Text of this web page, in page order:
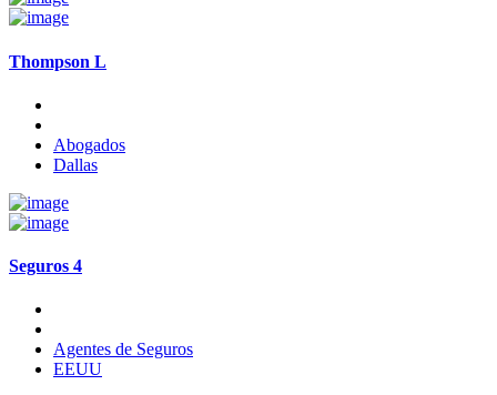
Thompson L
Abogados
Dallas
Seguros 4
Agentes de Seguros
EEUU